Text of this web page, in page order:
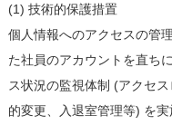
(1) 技術的保護措置
個人情報へのアクセスの管
た社員のアカウントを直ち
ス状況の監視体制 (アクセ
的変更、入退室管理等) を実